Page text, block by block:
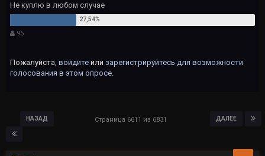
Не куплю в любом случае
95
Пожалуйста, войдите или зарегистрируйтесь для возможности
голосования в этом опросе.
НАЗАД ДАЛЕЕ
Страница 6611 из 6831